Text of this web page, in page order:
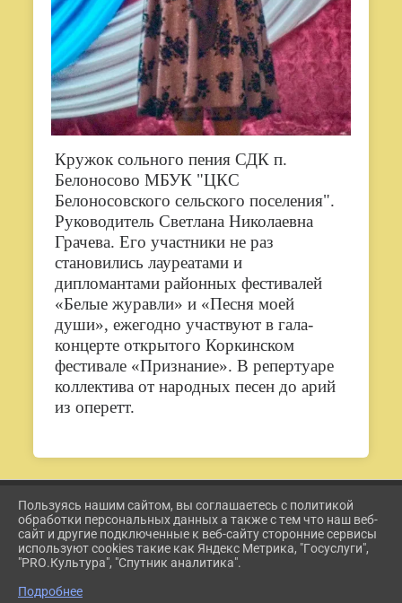
Кружок сольного пения СДК п.
Белоносово МБУК "ЦКС
Белоносовского сельского поселения".
Руководитель Светлана Николаевна
Грачева. Его участники не раз
становились лауреатами и
дипломантами районных фестивалей
«Белые журавли» и «Песня моей
души», ежегодно участвуют в гала-
концерте открытого Коркинском
фестивале «Признание». В репертуаре
коллектива от народных песен до арий
из оперетт.
2026 Г. ETKUL-KULTURA.RU
ВХОД
КАРТА САЙТА
ПОЛИТИКА ОБРАБОТКИ ПЕРСОНАЛЬНЫХ ДАННЫХ
СДЕЛАНО НА KUBCMS
Пользуясь нашим сайтом, вы соглашаетесь с политикой
обработки персональных данных а также с тем что наш веб-
сайт и другие подключенные к веб-сайту сторонние сервисы
используют cookies такие как Яндекс Метрика, "Госуслуги",
"PRO.Культура", "Спутник аналитика".
Подробнее